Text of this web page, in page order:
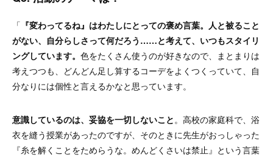
「 『変わってるね』はわたしにとっての褒め言葉。人と被ること
がない、自分らしさって何だろう……と考えて、いつもスタイリ
ングしています。 色をたくさん使うのが好きなので、まとまりは
考えつつも、どんどん足し算するコーデをよくつくっていて、自
分なりには個性と言えるかなと思っています。
意識しているのは、妥協を一切しないこと。高校の家庭科で、浴
衣を縫う授業があったのですが、そのときに先生がおっしゃった
『糸を解くことをためらうな。めんどくさいは禁止』という言葉